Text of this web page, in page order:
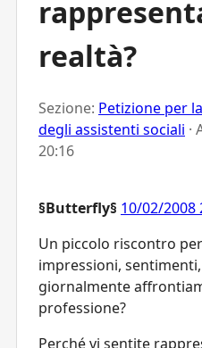
realtà?
Sezione: Petizione per
degli assistenti sociali ·
20:16
§Butterfly§ 10/02/2008
Un piccolo riscontro
impressioni,
giornalmente
professione?
Perché vi sentite